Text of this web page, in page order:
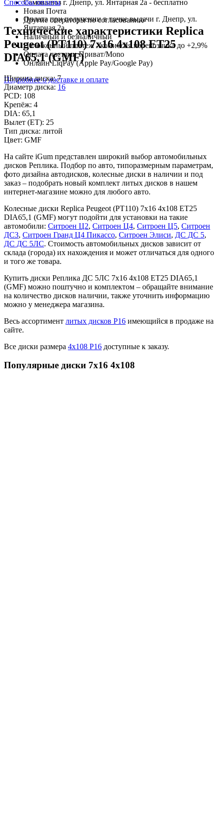
Самовывоз г. Днепр, ул. Янтарная 2а - бесплатно
Новая Почта
Другие операторы по согласованию
Способы оплаты
Оплата при получении в точке выдачи г. Днепр, ул.
Янтарная 2а
Наличный и безналичный
Наложенный платеж - комиссия перевозчика до +2,9%
Оплата частями Приват/Mono
Онлайн LiqPay (Apple Pay/Google Pay)
Подробнее о доставке и оплате
Технические характеристики Replica
Peugeot (PT110) 7x16 4x108 ET25
DIA65,1 (GMF)
Ширина диска:7
Диаметр диска: 16
PCD: 108
Крепёж: 4
DIA: 65,1
Вылет (ET): 25
Тип диска: литой
Цвет: GMF
На сайте iGum представлен широкий выбор автомобильных
дисков Реплика. Подбор по авто, типоразмерным параметрам,
фото дизайна автодисков, колесные диски в наличии и под
заказ – подобрать новый комплект литых дисков в нашем
интернет-магазине можно для любого авто.
Колесные диски Replica Peugeot (PT110) 7x16 4x108 ET25
DIA65,1 (GMF) могут подойти для установки на такие
автомобили: Ситроен Ц2, Ситроен Ц4, Ситроен Ц5, Ситроен
ДС3, Ситроен Гранд Ц4 Пикассо, Ситроен Элиси, ДС ДС 5,
ДС ДС 5ЛС. Стоимость автомобильных дисков зависит от
склада (города) их нахождения и может отличаться для одного
и того же товара.
Купить диски Реплика ДС 5ЛС 7x16 4x108 ET25 DIA65,1
(GMF) можно поштучно и комплектом – обращайте внимание
на количество дисков наличии, также уточнить информацию
можно у менеджера магазина.
Весь ассортимент литых дисков Р16 имеющийся в продаже на
сайте.
Все диски размера 4х108 Р16 доступные к заказу.
Популярные диски 7x16 4x108